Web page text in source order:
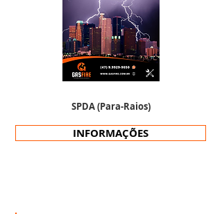
INFORMAÇÕES
SPDA (Para-Raios)